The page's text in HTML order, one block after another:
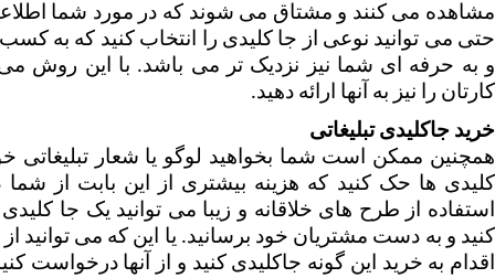
کارتان را نیز به آنها ارائه دهید.
خرید جاکلیدی تبلیغاتی